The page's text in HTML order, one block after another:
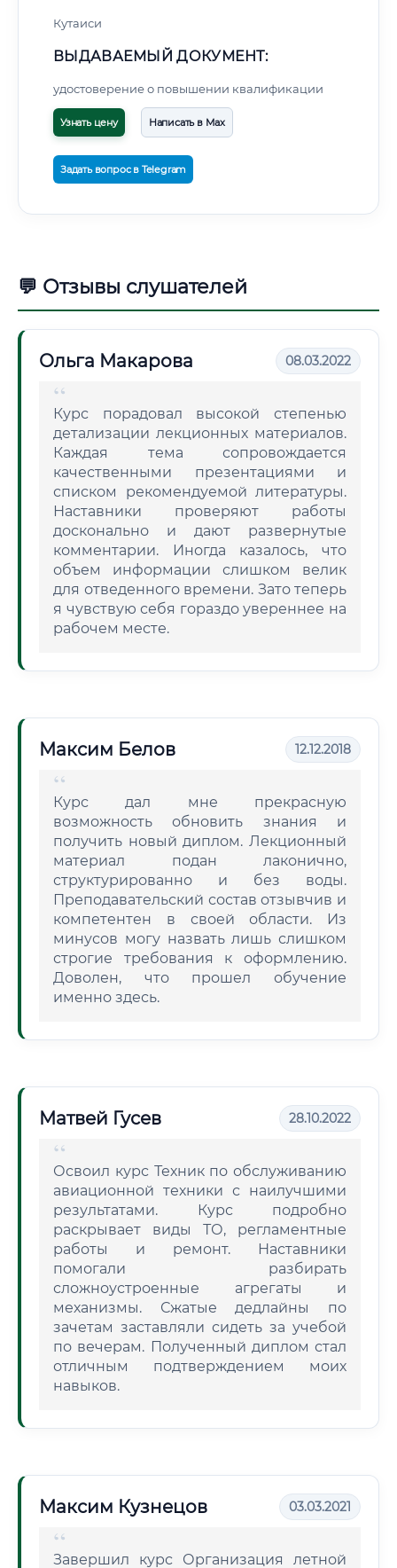
Кутаиси
ВЫДАВАЕМЫЙ ДОКУМЕНТ:
удостоверение о повышении квалификации
Узнать цену Написать в Max
Задать вопрос в Telegram
💬 Отзывы слушателей
Ольга Макарова 08.03.2022
Курс порадовал высокой степенью
детализации лекционных материалов.
Каждая тема сопровождается
качественными презентациями и
списком рекомендуемой литературы.
Наставники проверяют работы
досконально и дают развернутые
комментарии. Иногда казалось, что
объем информации слишком велик
для отведенного времени. Зато теперь
я чувствую себя гораздо увереннее на
рабочем месте.
Максим Белов 12.12.2018
Курс дал мне прекрасную
возможность обновить знания и
получить новый диплом. Лекционный
материал подан лаконично,
структурированно и без воды.
Преподавательский состав отзывчив и
компетентен в своей области. Из
минусов могу назвать лишь слишком
строгие требования к оформлению.
Доволен, что прошел обучение
именно здесь.
Матвей Гусев 28.10.2022
Освоил курс Техник по обслуживанию
авиационной техники с наилучшими
результатами. Курс подробно
раскрывает виды ТО, регламентные
работы и ремонт. Наставники
помогали разбирать
сложноустроенные агрегаты и
механизмы. Сжатые дедлайны по
зачетам заставляли сидеть за учебой
по вечерам. Полученный диплом стал
отличным подтверждением моих
навыков.
Максим Кузнецов 03.03.2021
Завершил курс Организация летной